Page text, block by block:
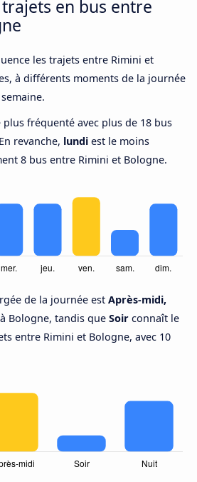
en bus entre
les trajets entre Rimini et
à différents moments de la journée
fréquenté avec plus de 18 bus
revanche, lundi est le moins
8 bus entre Rimini et Bologne.
de la journée est Après-midi,
Bologne, tandis que Soir connaît le
entre Rimini et Bologne, avec 10